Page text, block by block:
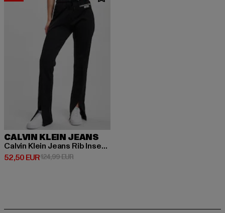
CALVIN KLEIN JEANS
Calvin Klein Jeans Rib Insert Interlocks Jogginghose
52,50 EUR
Derzeitiger Preis: 52,50 EUR
124,99 EURAktionspreis: 124,99 EUR